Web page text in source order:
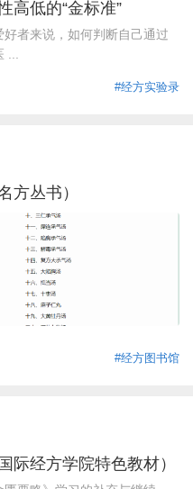
高低的“金标准”
者来说，如何判断自己通过
#经方实验录
方丛书）
#经方图书馆
际经方学院特色教材）